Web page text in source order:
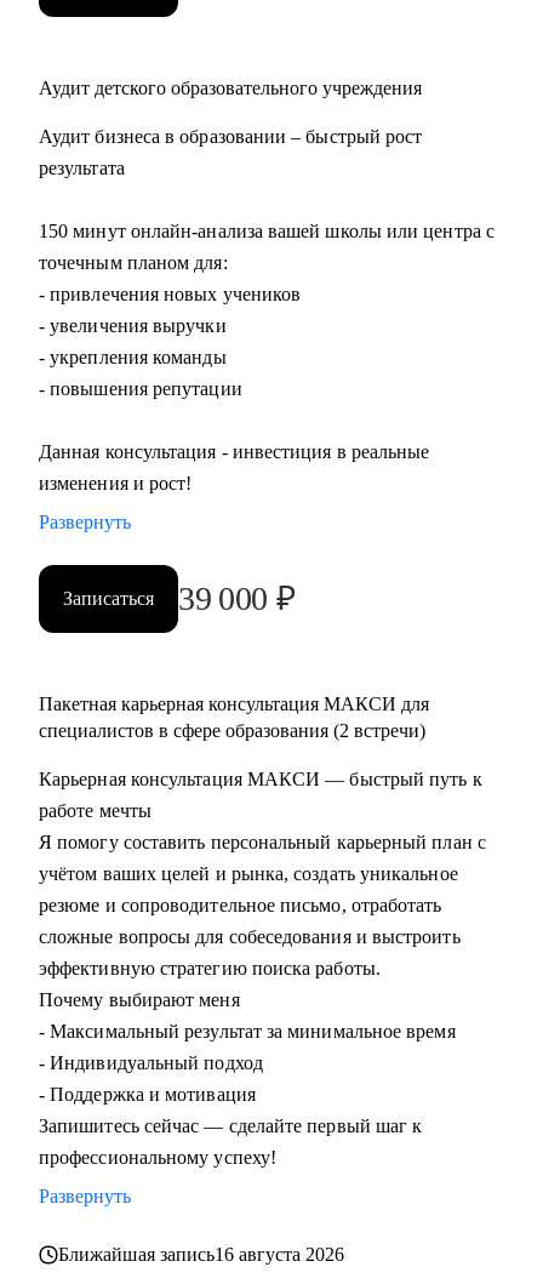
Аудит детского образовательного учреждения
Аудит бизнеса в образовании – быстрый рост
результата
150 минут онлайн-анализа вашей школы или центра с
точечным планом для:
- привлечения новых учеников
- увеличения выручки
- укрепления команды
- повышения репутации
Данная консультация - инвестиция в реальные
изменения и рост!
Развернуть
Записаться 39 000 ₽
Пакетная карьерная консультация МАКСИ для
специалистов в сфере образования (2 встречи)
Карьерная консультация МАКСИ — быстрый путь к
работе мечты
Я помогу составить персональный карьерный план с
учётом ваших целей и рынка, создать уникальное
резюме и сопроводительное письмо, отработать
сложные вопросы для собеседования и выстроить
эффективную стратегию поиска работы.
Почему выбирают меня
- Максимальный результат за минимальное время
- Индивидуальный подход
- Поддержка и мотивация
Запишитесь сейчас — сделайте первый шаг к
профессиональному успеху!
Развернуть
Ближайшая запись16 августа 2026